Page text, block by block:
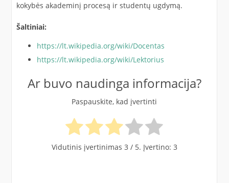
kokybės akademinį procesą ir studentų ugdymą.
Šaltiniai:
https://lt.wikipedia.org/wiki/Docentas
https://lt.wikipedia.org/wiki/Lektorius
Ar buvo naudinga informacija?
Paspauskite, kad įvertinti
Vidutinis įvertinimas 3 / 5. Įvertino: 3